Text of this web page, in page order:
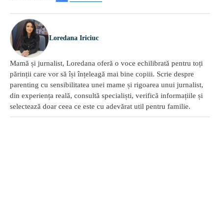
Loredana Iriciuc
Mamă și jurnalist, Loredana oferă o voce echilibrată pentru toți
părinții care vor să își înțeleagă mai bine copiii. Scrie despre
parenting cu sensibilitatea unei mame și rigoarea unui jurnalist,
din experiența reală, consultă specialiști, verifică informațiile și
selectează doar ceea ce este cu adevărat util pentru familie.